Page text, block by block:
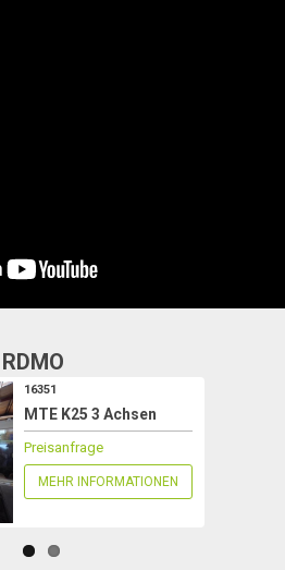
RDMO
16351
MTE K25 3 Achsen
Preisanfrage
MEHR INFORMATIONEN